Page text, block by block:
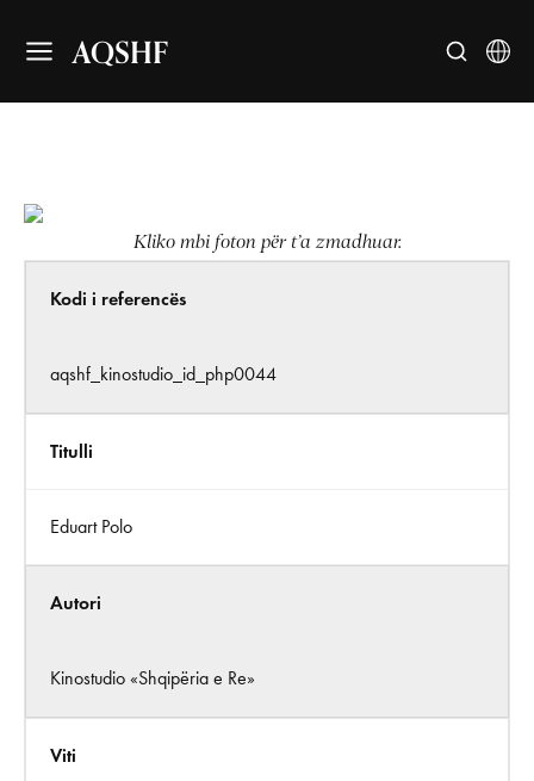
AQSHF
Kliko mbi foton për t’a zmadhuar.
Kodi i referencës
aqshf_kinostudio_id_php0044
Titulli
Eduart Polo
Autori
Kinostudio «Shqipëria e Re»
Viti